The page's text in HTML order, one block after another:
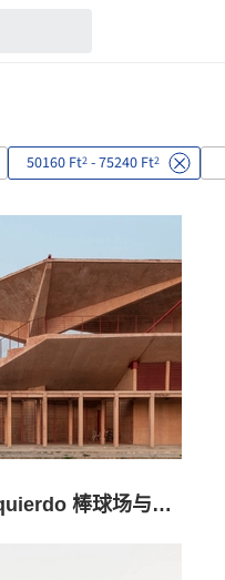
50160 Ft2 - 75240 Ft2
Manuel Vargas Iziquierdo 棒球场与体育中心 / Bernardo Quinzaños + CCA Centro de Colaboración Arquitectónica